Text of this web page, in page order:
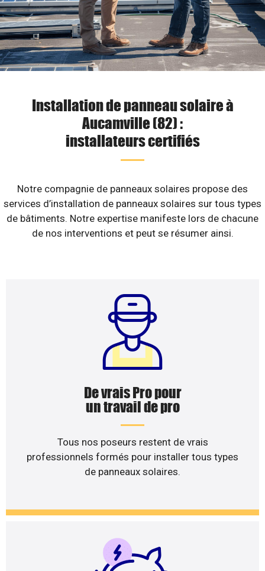
Installation de panneau solaire à
Aucamville (82) :
installateurs certifiés
Notre compagnie de panneaux solaires propose des
services d’installation de panneaux solaires sur tous types
de bâtiments. Notre expertise manifeste lors de chacune
de nos interventions et peut se résumer ainsi.
De vrais Pro pour
un travail de pro
Tous nos poseurs restent de vrais
professionnels formés pour installer tous types
de panneaux solaires.